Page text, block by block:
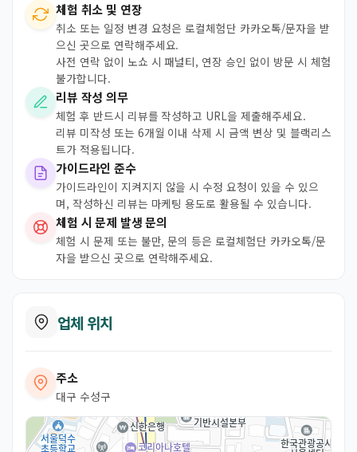
체험 취소 및 연장
취소 또는 일정 변경 요청은 로컬체험단 카카오톡/문자을 받
으신 곳으로 연락해주세요.
사전 연락 없이 노쇼 시 패널티, 연장 승인 없이 방문 시 체험
불가합니다.
리뷰 작성 의무
체험 후 반드시 리뷰를 작성하고 URL을 제출해주세요.
리뷰 미작성 또는 6개월 이내 삭제 시 금액 변상 및 블랙리스
트가 적용됩니다.
가이드라인 준수
가이드라인이 지켜지지 않을 시 수정 요청이 있을 수 있으
며, 작성하신 리뷰는 마케팅 용도로 활용될 수 있습니다.
체험 시 문제 발생 문의
체험 시 문제 또는 불만, 문의 등은 로컬체험단 카카오톡/문
자을 받으신 곳으로 연락해주세요.
업체 위치
주소
대구 수성구